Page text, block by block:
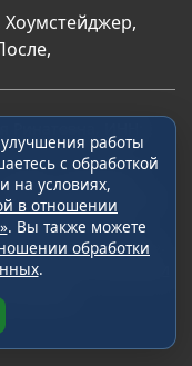
Хоумстейджер,
,
Ринатовна. ИНН:
права защищены
файлов
предусмотренных
файлов «cookie»
в отношении
данных
работы
с обработкой
на условиях,
в отношении
. Вы также можете
обработки
.